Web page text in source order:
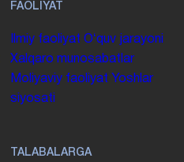
FAOLIYAT
Ilmiy faoliyat Oʻquv jarayoni
Xalqaro munosabatlar
Moliyaviy faoliyat Yoshlar
siyosati
TALABALARGA